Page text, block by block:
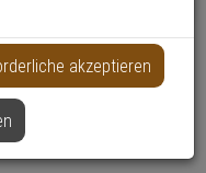
akzeptieren